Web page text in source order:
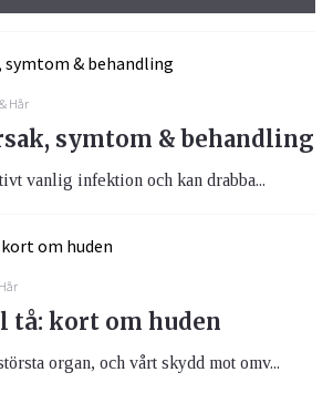
Hår
symtom & behandling
vanlig infektion och kan drabba...
tå: kort om huden
organ, och vårt skydd mot omv...